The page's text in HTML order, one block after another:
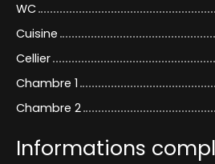
WC
Cuisine
Cellier
Chambre 1
Chambre 2
Informations